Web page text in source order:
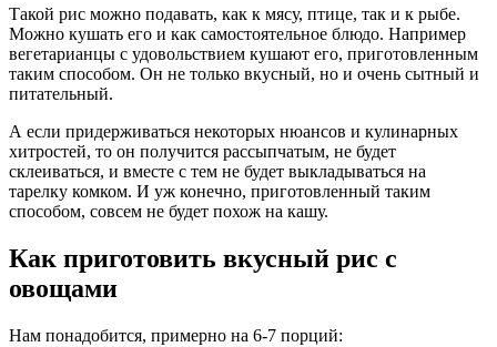
Такой рис можно подавать, как к мясу, птице, так и к рыбе.
Можно кушать его и как самостоятельное блюдо. Например
вегетарианцы с удовольствием кушают его, приготовленным
таким способом. Он не только вкусный, но и очень сытный и
питательный.
А если придерживаться некоторых нюансов и кулинарных
хитростей, то он получится рассыпчатым, не будет
склеиваться, и вместе с тем не будет выкладываться на
тарелку комком. И уж конечно, приготовленный таким
способом, совсем не будет похож на кашу.
Как приготовить вкусный рис с
овощами
Нам понадобится, примерно на 6-7 порций: